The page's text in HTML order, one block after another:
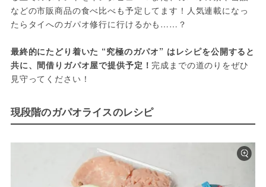
などの市販商品の食べ比べも予定してます！人気連載になっ
たらタイへのガパオ修行に行けるかも……？
最終的にたどり着いた “究極のガパオ” はレシピを公開すると
共に、間借りガパオ屋で提供予定！ 完成までの道のりをぜひ
見守ってください！
現段階のガパオライスのレシピ